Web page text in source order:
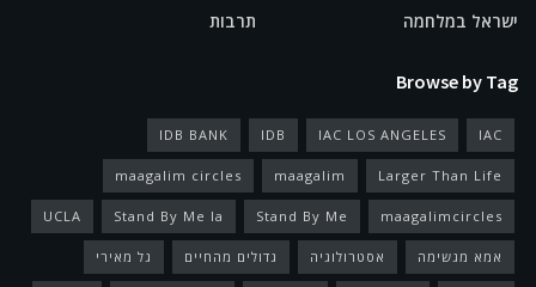
ישראל במלחמה
תרבות
Browse by Tag
IAC
IAC LOS ANGELES
IDB
IDB BANK
Larger Than Life
maagalim
maagalim circles
maagalimcircles
Stand By Me
Stand By Me la
UCLA
אמא מגשימה אסטרולוגיה גדולים מהחיים גל מאירי